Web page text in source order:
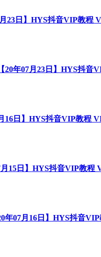
月23日】HYS抖音VIP教程
【20年07月23日】HYS抖音
月16日】HYS抖音VIP教程
月15日】HYS抖音VIP教
年07月16日】HYS抖音